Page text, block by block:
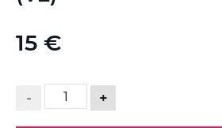
15 €
- +
gallery